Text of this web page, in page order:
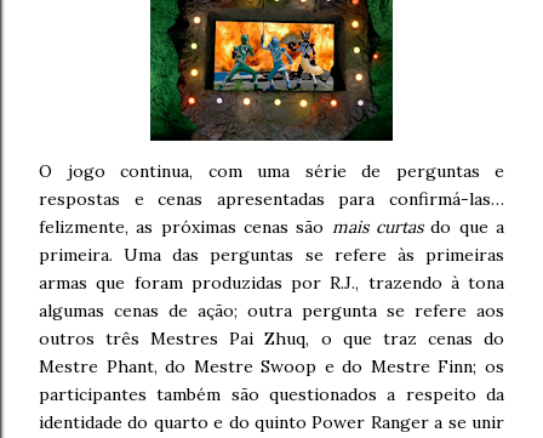
O jogo continua, com uma série de perguntas e
respostas e cenas apresentadas para confirmá-las…
felizmente, as próximas cenas são mais curtasdo que a
primeira. Uma das perguntas se refere às primeiras
armas que foram produzidas por R.J., trazendo à tona
algumas cenas de ação; outra pergunta se refere aos
outros três Mestres Pai Zhuq, o que traz cenas do
Mestre Phant, do Mestre Swoop e do Mestre Finn; os
participantes também são questionados a respeito da
identidade do quarto e do quinto Power Ranger a se unir